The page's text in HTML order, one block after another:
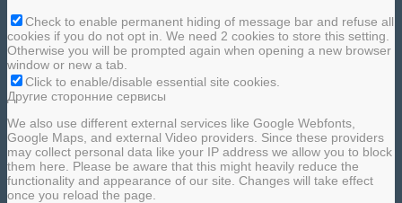
Check to enable permanent hiding of message bar and refuse all
cookies if you do not opt in. We need 2 cookies to store this setting.
Otherwise you will be prompted again when opening a new browser
window or new a tab.
Click to enable/disable essential site cookies.
Другие сторонние сервисы
We also use different external services like Google Webfonts,
Google Maps, and external Video providers. Since these providers
may collect personal data like your IP address we allow you to block
them here. Please be aware that this might heavily reduce the
functionality and appearance of our site. Changes will take effect
once you reload the page.